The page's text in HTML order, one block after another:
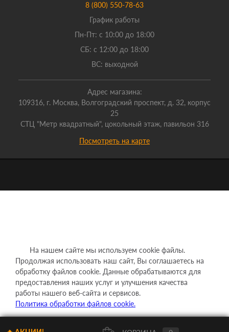
8 (800) 550-78-63
График работы
Пн-Пт: с 10:00 до 18:00
СБ: с 12:00 до 18:00
ВС: выходной
Адрес магазина:
109316, г. Москва, Волгоградский проспект, д. 32, корпус
25
СТЦ "Метр квадратный", цокольный этаж, павильон 316
Посмотреть на карте
На нашем сайте мы используем cookie файлы.
Продолжая использовать наш сайт, Вы соглашаетесь на
обработку файлов cookie. Данные обрабатываются для
предоставления наших услуг и улучшения качества
работы нашего веб-сайта и сервисов.
Политика обработки файлов cookie.